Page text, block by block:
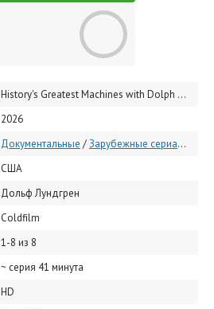
History's Greatest Machines with Dolph Lundgren
2026
Документальные /Зарубежные сериалы
США
Дольф Лундгрен
Coldfilm
1-8 из 8
~ серия 41 минута
HD